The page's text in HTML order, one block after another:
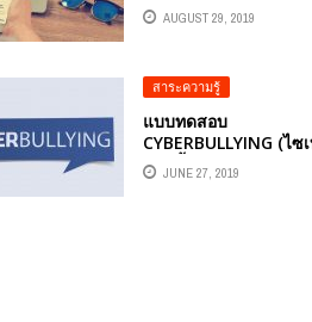
AUGUST 29, 2019
สาระความรู้
แบบทดสอบ
CYBERBULLYING (ไซ
บูลลีอิ้ง) การรังแกผ่านโ
ออนไลน์
JUNE 27, 2019